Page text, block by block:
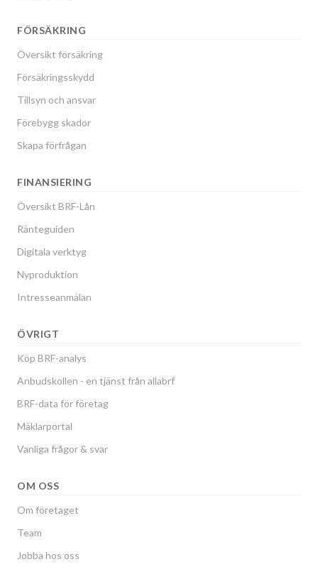
FÖRSÄKRING
Översikt försäkring
Försäkringsskydd
Tillsyn och ansvar
Förebygg skador
Skapa förfrågan
FINANSIERING
Översikt BRF-Lån
Ränteguiden
Digitala verktyg
Nyproduktion
Intresseanmälan
ÖVRIGT
Köp BRF-analys
Anbudskollen - en tjänst från allabrf
BRF-data för företag
Mäklarportal
Vanliga frågor & svar
OM OSS
Om företaget
Team
Jobba hos oss